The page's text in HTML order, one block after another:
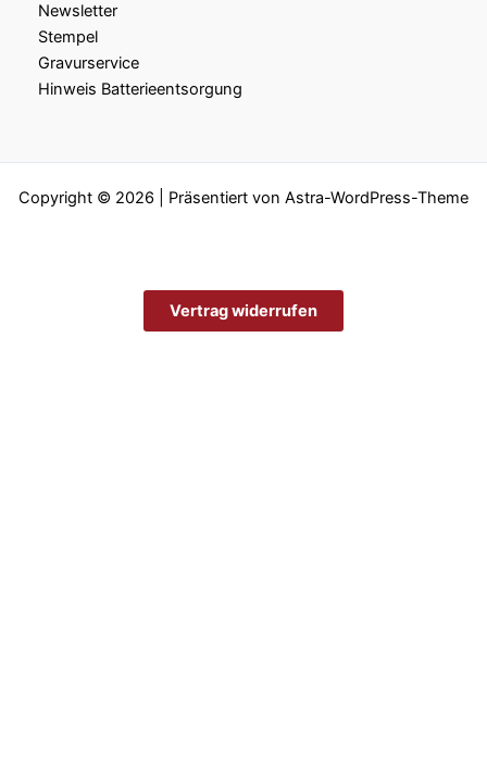
Newsletter
Stempel
Gravurservice
Hinweis Batterieentsorgung
Copyright © 2026 | Präsentiert von Astra-WordPress-Theme
Vertrag widerrufen